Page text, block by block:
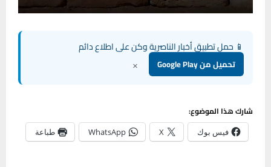
📱 حمل تطبيق أخبار الناصرية وكن على اطلاع دائم
تحميل من Google Play ×
شارك هذا الموضوع:
فيس بوك X
WhatsApp طباعة